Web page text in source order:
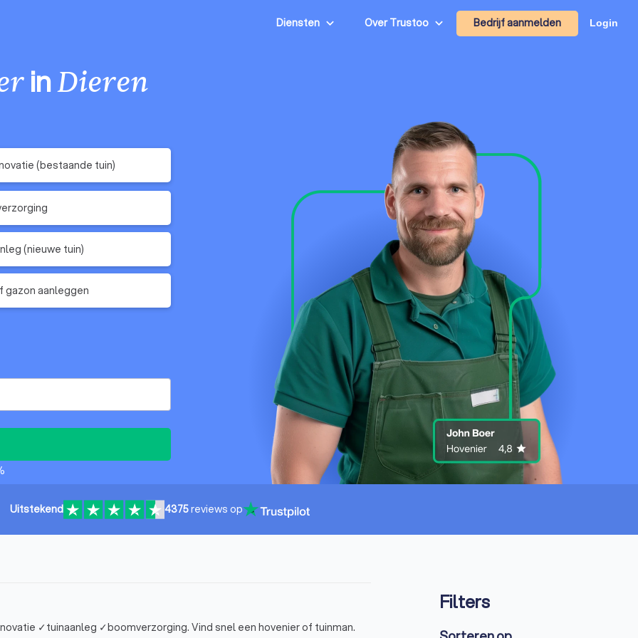
Diensten Over Trustoo Bedrijf aanmelden Login
inDieren
(bestaande tuin)
(nieuwe tuin)
gazon aanleggen
Uitstekend 4375reviews op
Vind een top 10 hovenier in Dieren. Voor ✓tuinonderhoud ✓tuinrenovatie ✓tuinaanleg ✓boomverzorging. Vind snel een hovenier of tuinman.
Filters